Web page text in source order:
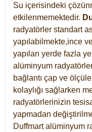
Su içerisindeki
etkilenmemektedir.
radyatörler standart
yapılabilmekte,ince
yapılan yerde fazla
alüminyum
bağlantı çap ve
kolaylığı sağlarken
radyatörlerinizin
yapmadan
Duffmart alüminyum